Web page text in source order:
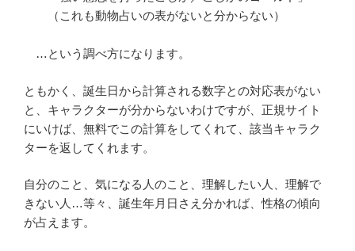
（これも動物占いの表がないと分からない）
…という調べ方になります。
ともかく、誕生日から計算される数字との対応表がない
と、キャラクターが分からないわけですが、正規サイト
にいけば、無料でこの計算をしてくれて、該当キャラク
ターを返してくれます。
自分のこと、気になる人のこと、理解したい人、理解で
きない人…等々、誕生年月日さえ分かれば、性格の傾向
が占えます。